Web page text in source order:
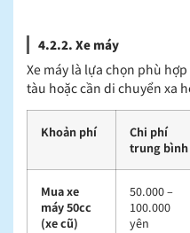
4.2.2. Xe máy
Xe máy là lựa chọn phù
tàu hoặc cần di chuyển xa
Khoản phí
Chi phí
trung bình
Mua xe
máy 50cc
(xe cũ)
50.000 –
100.000
yên